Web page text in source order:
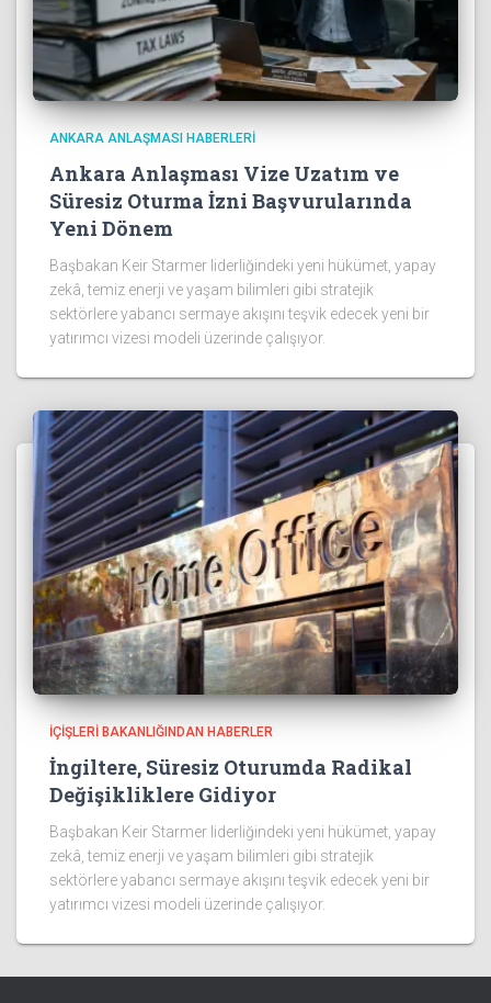
ANKARA ANLAŞMASI HABERLERI
Ankara Anlaşması Vize Uzatım ve
Süresiz Oturma İzni Başvurularında
Yeni Dönem
Başbakan Keir Starmer liderliğindeki yeni hükümet, yapay
zekâ, temiz enerji ve yaşam bilimleri gibi stratejik
sektörlere yabancı sermaye akışını teşvik edecek yeni bir
yatırımcı vizesi modeli üzerinde çalışıyor.
İÇIŞLERI BAKANLIĞINDAN HABERLER
İngiltere, Süresiz Oturumda Radikal
Değişikliklere Gidiyor
Başbakan Keir Starmer liderliğindeki yeni hükümet, yapay
zekâ, temiz enerji ve yaşam bilimleri gibi stratejik
sektörlere yabancı sermaye akışını teşvik edecek yeni bir
yatırımcı vizesi modeli üzerinde çalışıyor.